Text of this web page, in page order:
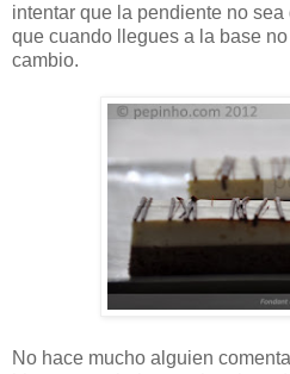
intentar que la pendiente no
que cuando llegues a la base
cambio.
No hace mucho alguien